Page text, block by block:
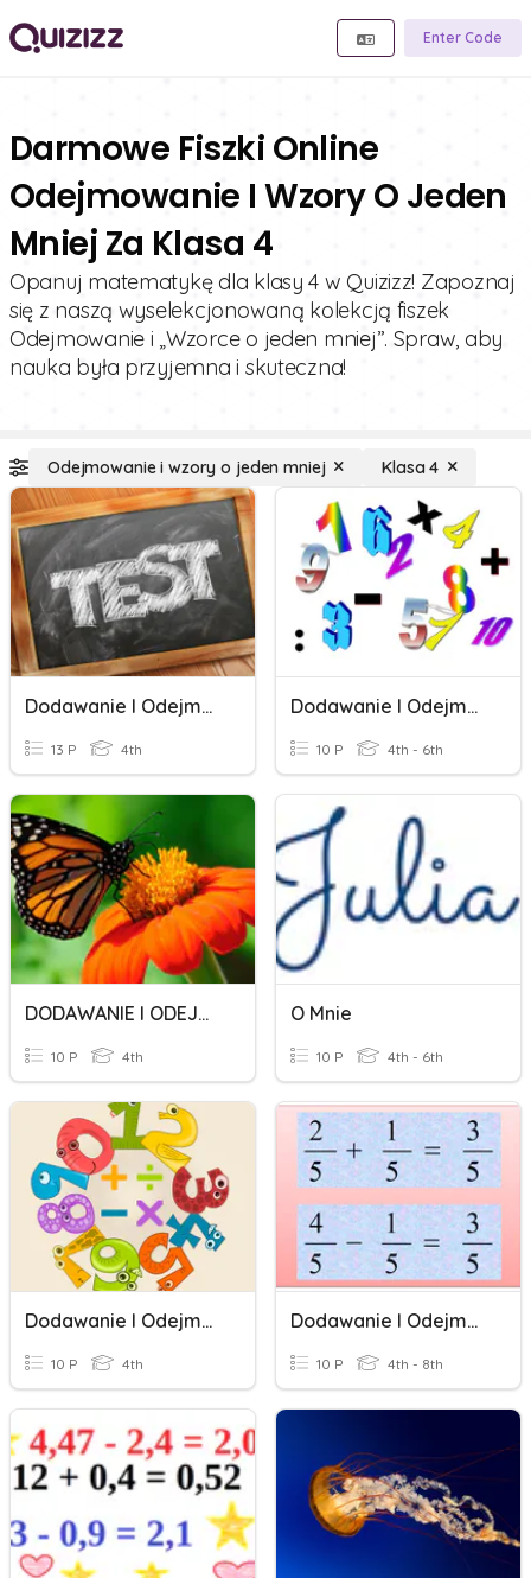
Enter Code
Darmowe Fiszki Online
Odejmowanie I Wzory O Jeden
Mniej Za Klasa 4
Opanuj matematykę dla klasy 4 w Quizizz! Zapoznaj
się z naszą wyselekcjonowaną kolekcją fiszek
Odejmowanie i „Wzorce o jeden mniej”. Spraw, aby
nauka była przyjemna i skuteczna!
Odejmowanie i wzory o jeden mniej Klasa 4
Dodawanie I Odejmowanie Ułamków O Jednakowych Mianownikach
13 P 4th
Dodawanie I Odejmowanie Ułamków O Tych Samych Mianownikach
10 P 4th - 6th
DODAWANIE I ODEJMOWANIE PISEMNE
10 P 4th
O Mnie
10 P 4th - 6th
Dodawanie I Odejmowanie Ułamków Dziesiętnych
10 P 4th
Dodawanie I Odejmowanie Ułamków Zwykłych
10 P 4th - 8th